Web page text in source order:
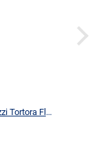
Servizio Piatti 18 Pezzi Tortora Flower Elegante | Set Tavola 6 Persone Moderno